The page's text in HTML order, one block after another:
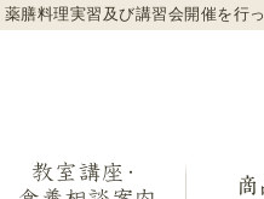
膳料理実習及び講習会開催を行っ